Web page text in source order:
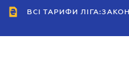
ВСІ ТАРИФИ ЛІГА:ЗАКОН